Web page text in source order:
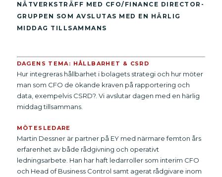
NÄTVERKSTRÄFF MED CFO/FINANCE DIRECTOR-
GRUPPEN SOM AVSLUTAS MED EN HÄRLIG
MIDDAG TILLSAMMANS
DAGENS TEMA: HÅLLBARHET & CSRD
Hur integreras hållbarhet i bolagets strategi och hur möter
man som CFO de ökande kraven på rapportering och
data, exempelvis CSRD?. Vi avslutar dagen med en härlig
middag tillsammans.
MÖTESLEDARE
Martin Dessner är partner på EY med närmare femton års
erfarenhet av både rådgivning och operativt
ledningsarbete. Han har haft ledarroller som interim CFO
och Head of Business Control samt agerat rådgivare inom